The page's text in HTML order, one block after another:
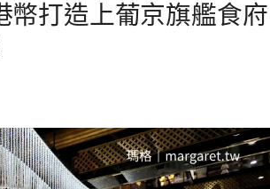
幣打造上葡京旗艦食府